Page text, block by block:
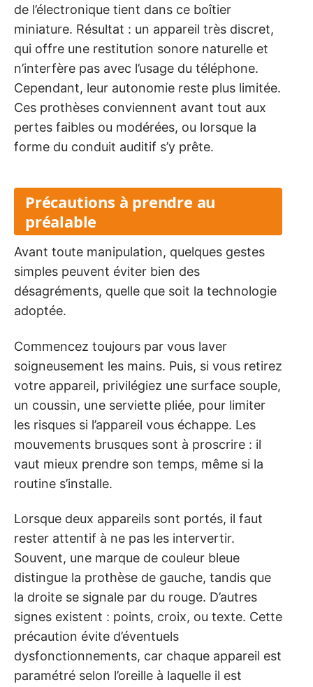
de l’électronique tient dans ce boîtier
miniature. Résultat : un appareil très discret,
qui offre une restitution sonore naturelle et
n’interfère pas avec l’usage du téléphone.
Cependant, leur autonomie reste plus limitée.
Ces prothèses conviennent avant tout aux
pertes faibles ou modérées, ou lorsque la
forme du conduit auditif s’y prête.
Précautions à prendre au
préalable
Avant toute manipulation, quelques gestes
simples peuvent éviter bien des
désagréments, quelle que soit la technologie
adoptée.
Commencez toujours par vous laver
soigneusement les mains. Puis, si vous retirez
votre appareil, privilégiez une surface souple,
un coussin, une serviette pliée, pour limiter
les risques si l’appareil vous échappe. Les
mouvements brusques sont à proscrire : il
vaut mieux prendre son temps, même si la
routine s’installe.
Lorsque deux appareils sont portés, il faut
rester attentif à ne pas les intervertir.
Souvent, une marque de couleur bleue
distingue la prothèse de gauche, tandis que
la droite se signale par du rouge. D’autres
signes existent : points, croix, ou texte. Cette
précaution évite d’éventuels
dysfonctionnements, car chaque appareil est
paramétré selon l’oreille à laquelle il est